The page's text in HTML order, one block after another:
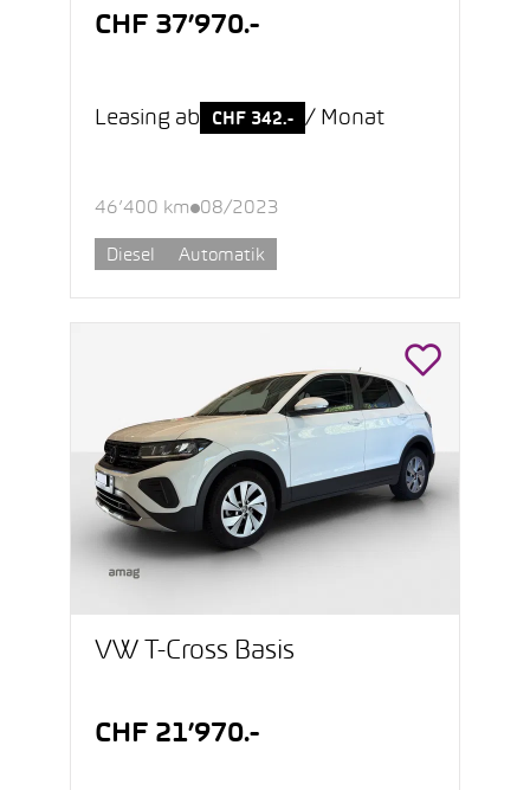
CHF 37’970.-
Leasing ab CHF 342.- / Monat
46’400 km 08/2023
Diesel Automatik
VW T-Cross Basis
CHF 21’970.-